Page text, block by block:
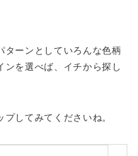
ターンとしていろんな色柄
ンを選べば、イチから探し
してみてくださいね。